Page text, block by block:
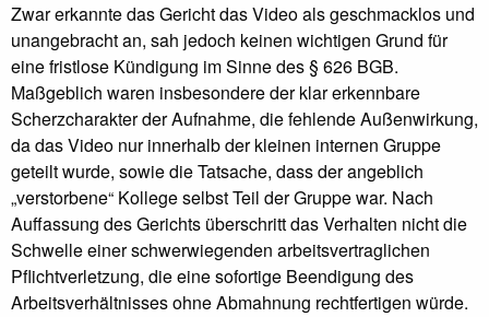
Zwar erkannte das Gericht das Video als geschmacklos und
unangebracht an, sah jedoch keinen wichtigen Grund für
eine fristlose Kündigung im Sinne des § 626 BGB.
Maßgeblich waren insbesondere der klar erkennbare
Scherzcharakter der Aufnahme, die fehlende Außenwirkung,
da das Video nur innerhalb der kleinen internen Gruppe
geteilt wurde, sowie die Tatsache, dass der angeblich
„verstorbene“ Kollege selbst Teil der Gruppe war. Nach
Auffassung des Gerichts überschritt das Verhalten nicht die
Schwelle einer schwerwiegenden arbeitsvertraglichen
Pflichtverletzung, die eine sofortige Beendigung des
Arbeitsverhältnisses ohne Abmahnung rechtfertigen würde.